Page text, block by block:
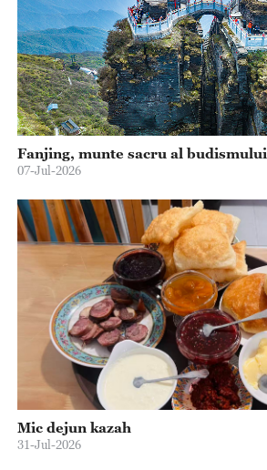
Fanjing, munte sacru al budismului
07-Jul-2026
Mic dejun kazah
31-Jul-2026